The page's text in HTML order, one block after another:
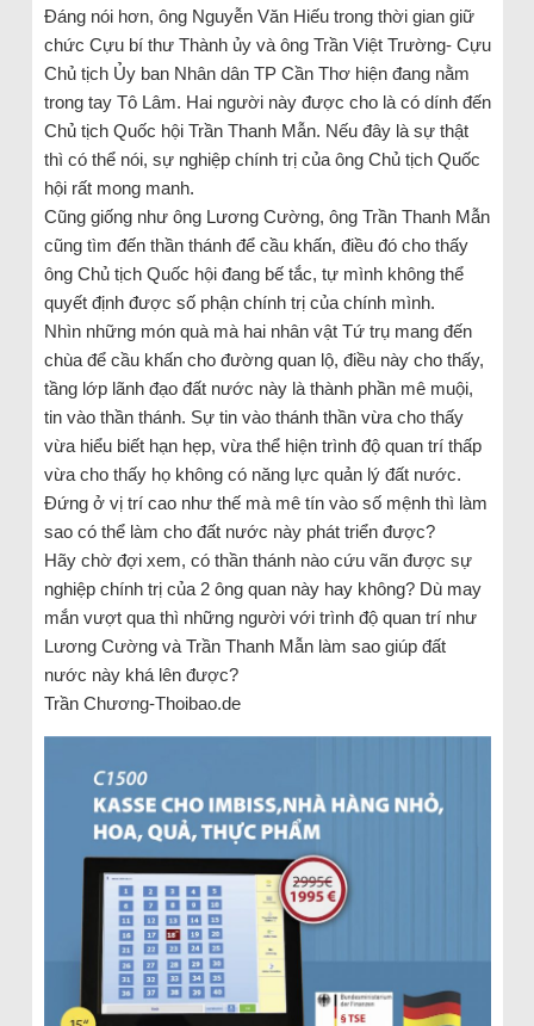
Đáng nói hơn, ông Nguyễn Văn Hiếu trong thời gian giữ
chức Cựu bí thư Thành ủy và ông Trần Việt Trường- Cựu
Chủ tịch Ủy ban Nhân dân TP Cần Thơ hiện đang nằm
trong tay Tô Lâm. Hai người này được cho là có dính đến
Chủ tịch Quốc hội Trần Thanh Mẫn. Nếu đây là sự thật
thì có thể nói, sự nghiệp chính trị của ông Chủ tịch Quốc
hội rất mong manh.
Cũng giống như ông Lương Cường, ông Trần Thanh Mẫn
cũng tìm đến thần thánh để cầu khấn, điều đó cho thấy
ông Chủ tịch Quốc hội đang bế tắc, tự mình không thể
quyết định được số phận chính trị của chính mình.
Nhìn những món quà mà hai nhân vật Tứ trụ mang đến
chùa để cầu khấn cho đường quan lộ, điều này cho thấy,
tầng lớp lãnh đạo đất nước này là thành phần mê muội,
tin vào thần thánh. Sự tin vào thánh thần vừa cho thấy
vừa hiểu biết hạn hẹp, vừa thể hiện trình độ quan trí thấp
vừa cho thấy họ không có năng lực quản lý đất nước.
Đứng ở vị trí cao như thế mà mê tín vào số mệnh thì làm
sao có thể làm cho đất nước này phát triển được?
Hãy chờ đợi xem, có thần thánh nào cứu vãn được sự
nghiệp chính trị của 2 ông quan này hay không? Dù may
mắn vượt qua thì những người với trình độ quan trí như
Lương Cường và Trần Thanh Mẫn làm sao giúp đất
nước này khá lên được?
Trần Chương-Thoibao.de